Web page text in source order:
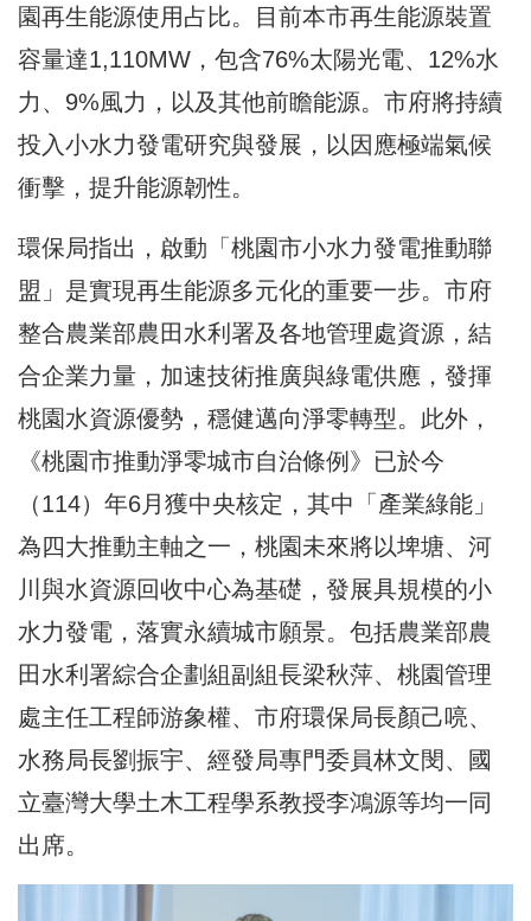
園再生能源使用占比。目前本市再生能源裝置
容量達1,110MW，包含76%太陽光電、12%水
力、9%風力，以及其他前瞻能源。市府將持續
投入小水力發電研究與發展，以因應極端氣候
衝擊，提升能源韌性。
環保局指出，啟動「桃園市小水力發電推動聯
盟」是實現再生能源多元化的重要一步。市府
整合農業部農田水利署及各地管理處資源，結
合企業力量，加速技術推廣與綠電供應，發揮
桃園水資源優勢，穩健邁向淨零轉型。此外，
《桃園市推動淨零城市自治條例》已於今
（114）年6月獲中央核定，其中「產業綠能」
為四大推動主軸之一，桃園未來將以埤塘、河
川與水資源回收中心為基礎，發展具規模的小
水力發電，落實永續城市願景。包括農業部農
田水利署綜合企劃組副組長梁秋萍、桃園管理
處主任工程師游象權、市府環保局長顏己喨、
水務局長劉振宇、經發局專門委員林文閔、國
立臺灣大學土木工程學系教授李鴻源等均一同
出席。